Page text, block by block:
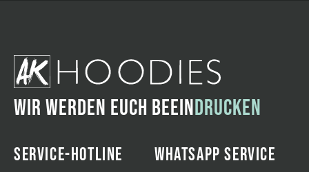
WIR WERDEN EUCH BEEINDRUCKEN
SERVICE-HOTLINE WHATSAPP SERVICE